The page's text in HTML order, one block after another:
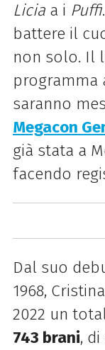
Liciaa i Puffi.
battere il
non solo. Il
programma
saranno
Megacon
già stata a
facendo
Dal suo
1968,
2022 un
743 brani, di